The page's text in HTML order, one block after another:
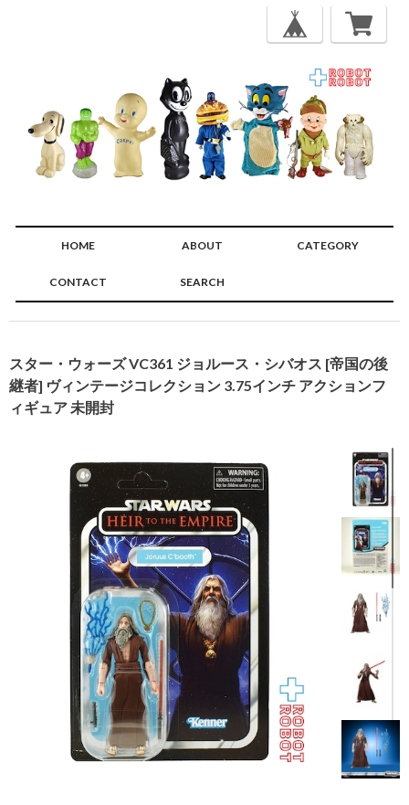
HOME ABOUT CATEGORY
CONTACT SEARCH
スター・ウォーズ VC361 ジョルース・シバオス [帝国の後
継者] ヴィンテージコレクション 3.75インチ アクションフ
ィギュア 未開封